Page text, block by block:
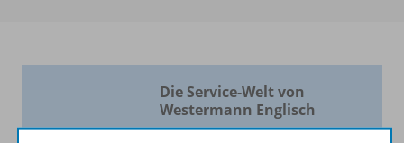
Die Service-Welt von
Westermann Englisch